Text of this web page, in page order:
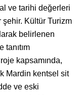
ve tarihi değerleri
şehir. Kültür Turizm
belirlenen
tanıtım
kapsamında,
Mardin kentsel sit
ve eski